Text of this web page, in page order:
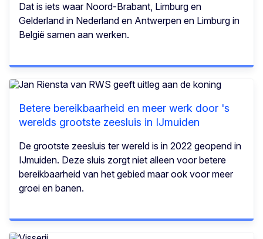
Dat is iets waar Noord-Brabant, Limburg en
Gelderland in Nederland en Antwerpen en Limburg in
België samen aan werken.
Betere bereikbaarheid en meer werk door 's
werelds grootste zeesluis in IJmuiden
De grootste zeesluis ter wereld is in 2022 geopend in
IJmuiden. Deze sluis zorgt niet alleen voor betere
bereikbaarheid van het gebied maar ook voor meer
groei en banen.